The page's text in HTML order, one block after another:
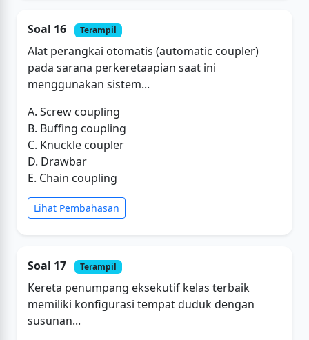
Soal 16 Terampil
Alat perangkai otomatis (automatic coupler)
pada sarana perkeretaapian saat ini
menggunakan sistem...
A. Screw coupling
B. Buffing coupling
C. Knuckle coupler
D. Drawbar
E. Chain coupling
Lihat Pembahasan
Soal 17 Terampil
Kereta penumpang eksekutif kelas terbaik
memiliki konfigurasi tempat duduk dengan
susunan...